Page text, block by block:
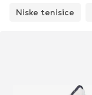
Niske tenisice